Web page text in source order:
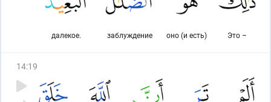
Это –
оно (и есть)
заблуждение
далекое.
14:19